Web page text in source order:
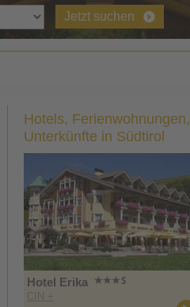
Jetzt suchen
Hotels, Ferienwohnungen,
Unterkünfte in Südtirol
Hotel Erika
CIN +